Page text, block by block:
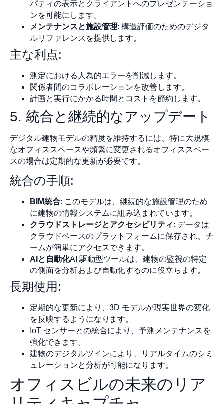
パティの表示とクライアントへのプレゼンテーショ
ンを可能にします。
メンテナンスと施設管理: 構造評価のためのデジタ
ルリファレンスを提供します。
主な利点:
測定における人為的エラーを削減します。
関係者間のコラボレーションを改善します。
計画と実行にかかる時間とコストを節約します。
5. 統合と継続的なアップデート
デジタル建物モデルの精度を維持するには、特に大規模
なオフィススペースや頻繁に変更されるオフィススペー
スの場合は定期的な更新が必要です。
統合の手順:
BIM統合: このモデルは、継続的な施設管理のため
に建物の情報システムに組み込まれています。
クラウドストレージとアクセシビリティ: データは
クラウドベースのプラットフォームに保存され、チ
ームが簡単にアクセスできます。
AIと自動化AI 駆動型ツールは、建物の監視の特定
の側面を分析および自動化するのに役立ちます。
長期使用:
定期的な更新により、3D モデルが現実世界の変化
を反映するようになります。
IoT センサーとの統合により、予測メンテナンスを
強化できます。
建物のデジタルツインにより、リアルタイムのシミ
ュレーションと分析が可能になります。
オフィスビルの未来のリア